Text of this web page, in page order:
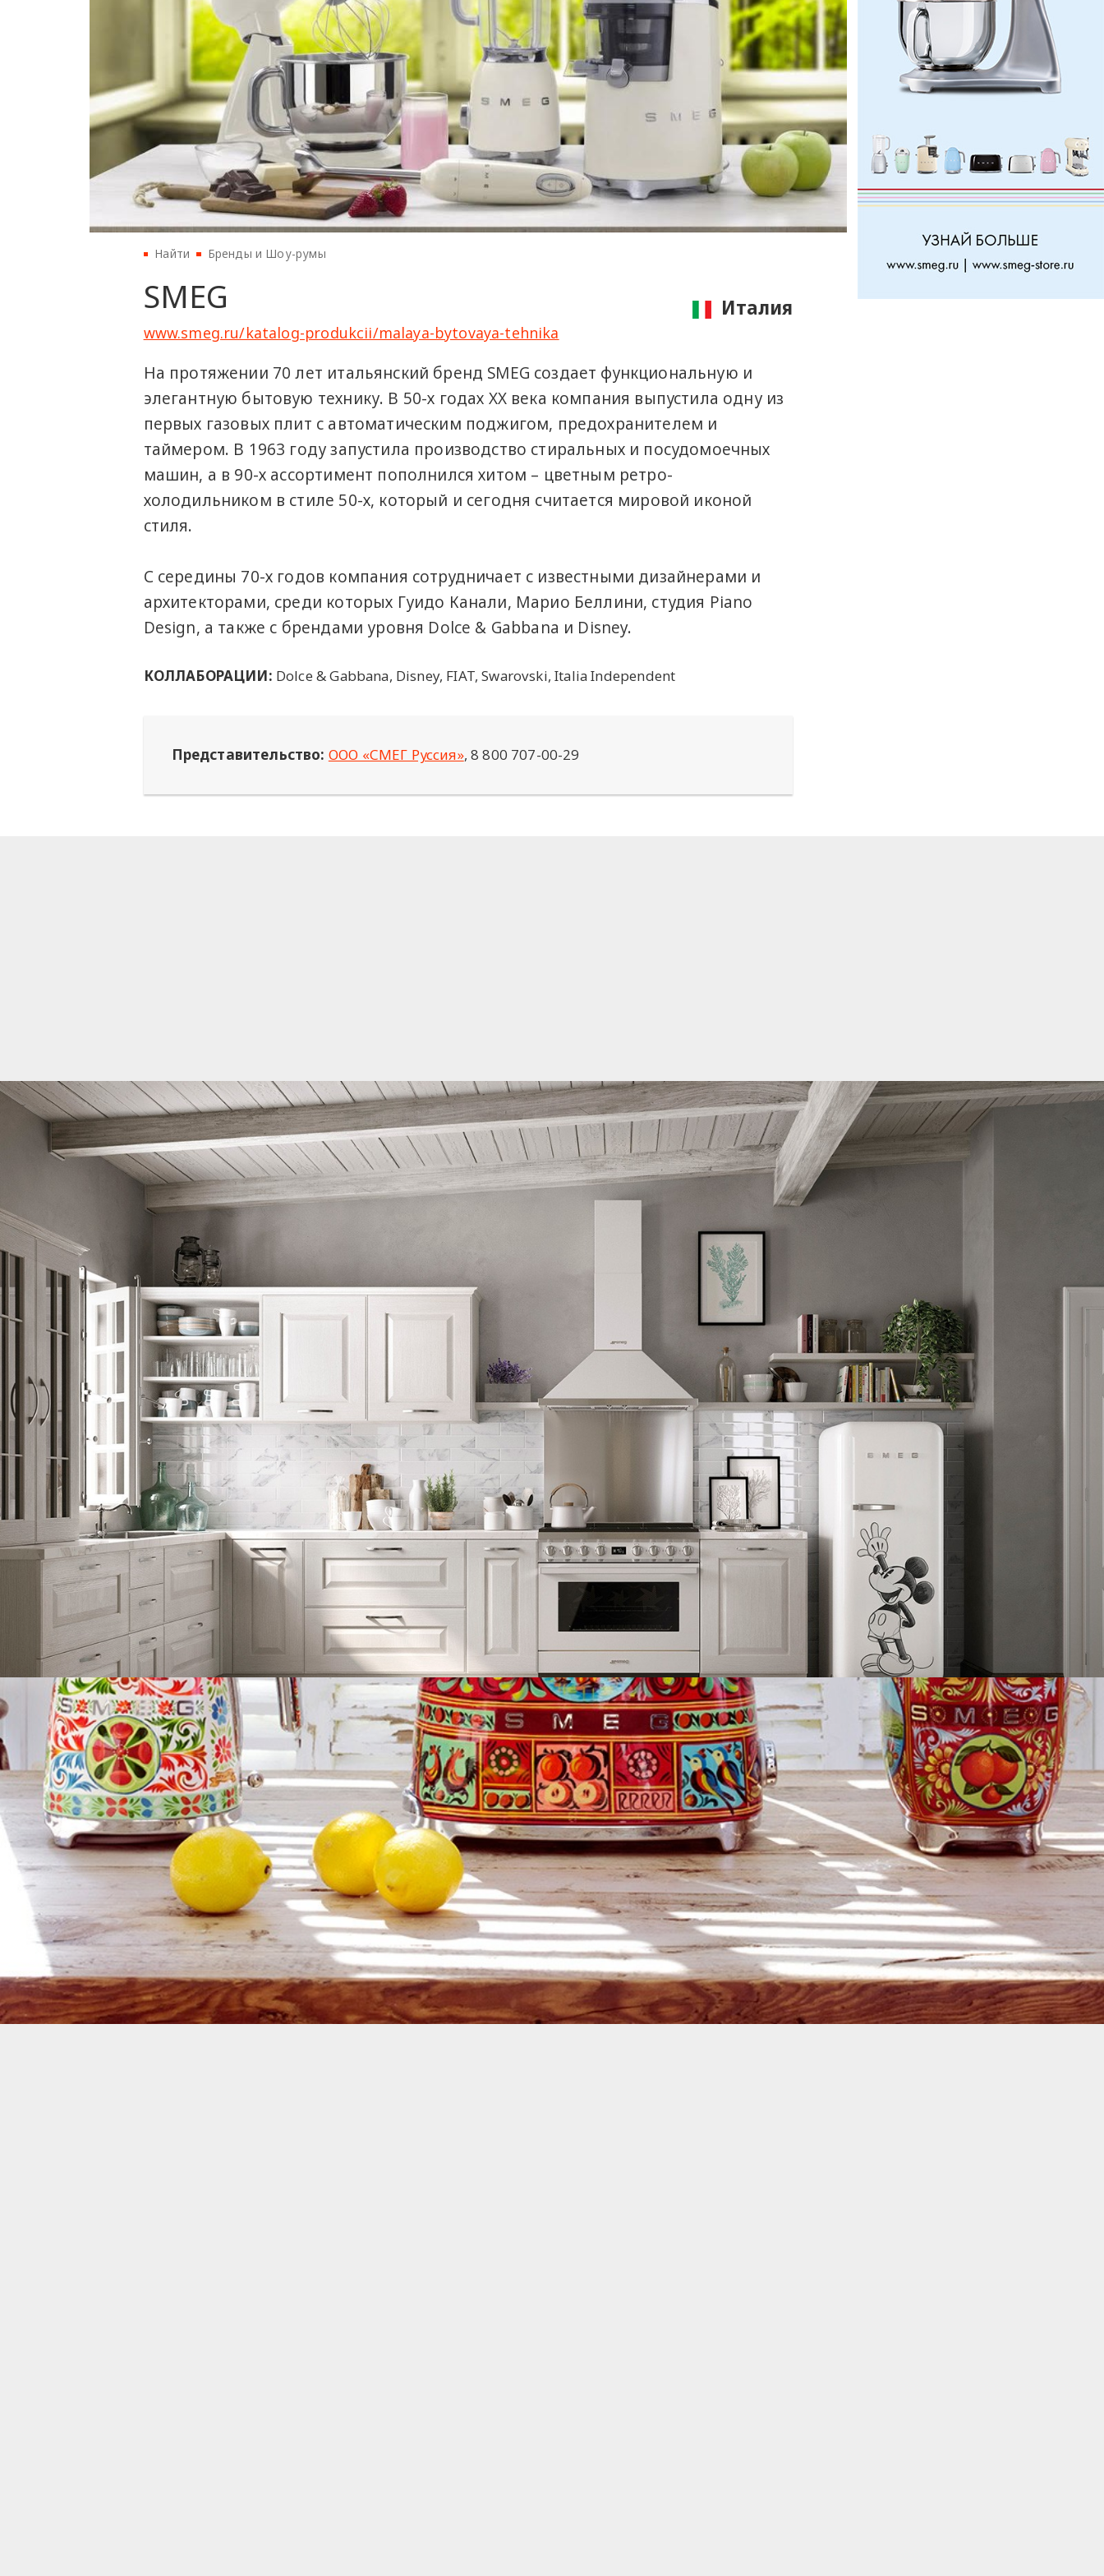
Найти Бренды и Шоу-румы
SMEG Италия
www.smeg.ru/katalog-produkcii/malaya-bytovaya-tehnika
На протяжении 70 лет итальянский бренд SMEG создает функциональную и
элегантную бытовую технику. В 50-х годах XX века компания выпустила одну из
первых газовых плит с автоматическим поджигом, предохранителем и
таймером. В 1963 году запустила производство стиральных и посудомоечных
машин, а в 90-х ассортимент пополнился хитом – цветным ретро-
холодильником в стиле 50-х, который и сегодня считается мировой иконой
стиля.
С середины 70-х годов компания сотрудничает с известными дизайнерами и
архитекторами, среди которых Гуидо Канали, Марио Беллини, студия Piano
Design, а также с брендами уровня Dolce & Gabbana и Disney.
КОЛЛАБОРАЦИИ: Dolce & Gabbana, Disney, FIAT, Swarovski, Italia Independent
Представительство: ООО «СМЕГ Руссия», 8 800 707-00-29